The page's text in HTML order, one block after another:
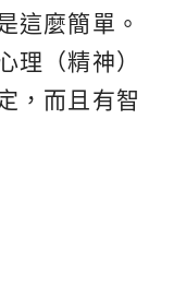
這麼簡單。
理（精神）
，而且有智